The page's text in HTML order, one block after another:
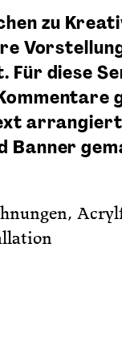
zu
Für diese
Banner